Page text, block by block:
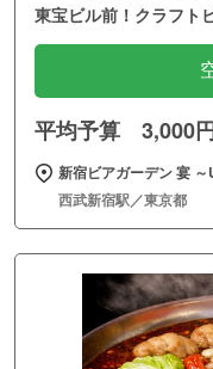
東宝ビル前！クラフト
平均予算 3,000
新宿ビアガーデン 宴
西武新宿駅／東京都